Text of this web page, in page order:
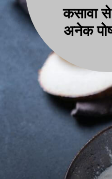
कसावा
अनेक